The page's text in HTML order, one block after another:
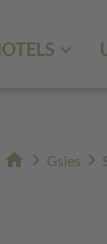
home chevron_right Gsies chevron_right